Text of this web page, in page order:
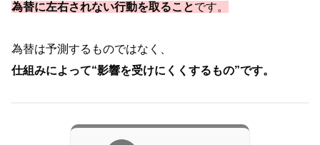
為替に左右されない行動を取ることです。
為替は予測するものではなく、
仕組みによって“影響を受けにくくするもの”です。